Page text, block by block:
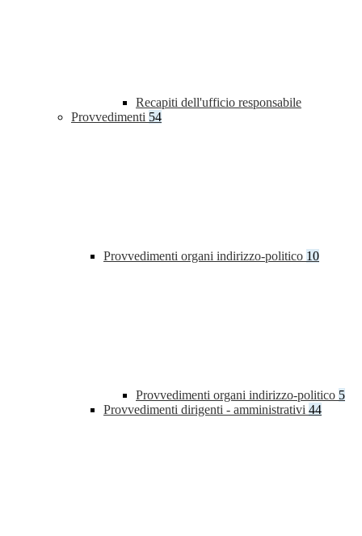
Recapiti dell'ufficio responsabile
Provvedimenti 54
Provvedimenti organi indirizzo-politico 10
Provvedimenti organi indirizzo-politico 5
Provvedimenti dirigenti - amministrativi 44